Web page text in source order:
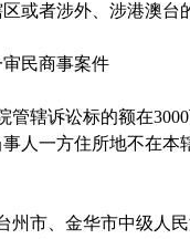
或者涉外、涉港澳台
民商事案件
管辖诉讼标的额在3000
人一方住所地不在本
州市、金华市中级人